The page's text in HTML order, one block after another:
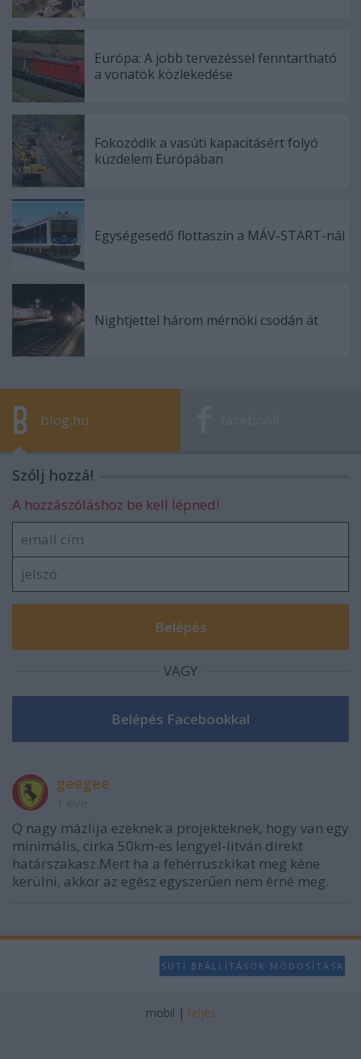
Európa: A jobb tervezéssel fenntartható
a vonatok közlekedése
Fokozódik a vasúti kapacitásért folyó
küzdelem Európában
Egységesedő flottaszín a MÁV-START-nál
Nightjettel három mérnöki csodán át
blog.hu
Szólj hozzá!
A hozzászóláshoz be kell lépned!
VAGY
geegee
Q nagy mázlija ezeknek a projekteknek, hogy van egy
minimális, cirka 50km-es lengyel-litván direkt
határszakasz.Mert ha a fehérruszkikat meg kéne
kerülni, akkor az egész egyszerűen nem érné meg.
SÜTI BEÁLLÍTÁSOK MÓDOSÍTÁSA
mobil | teljes